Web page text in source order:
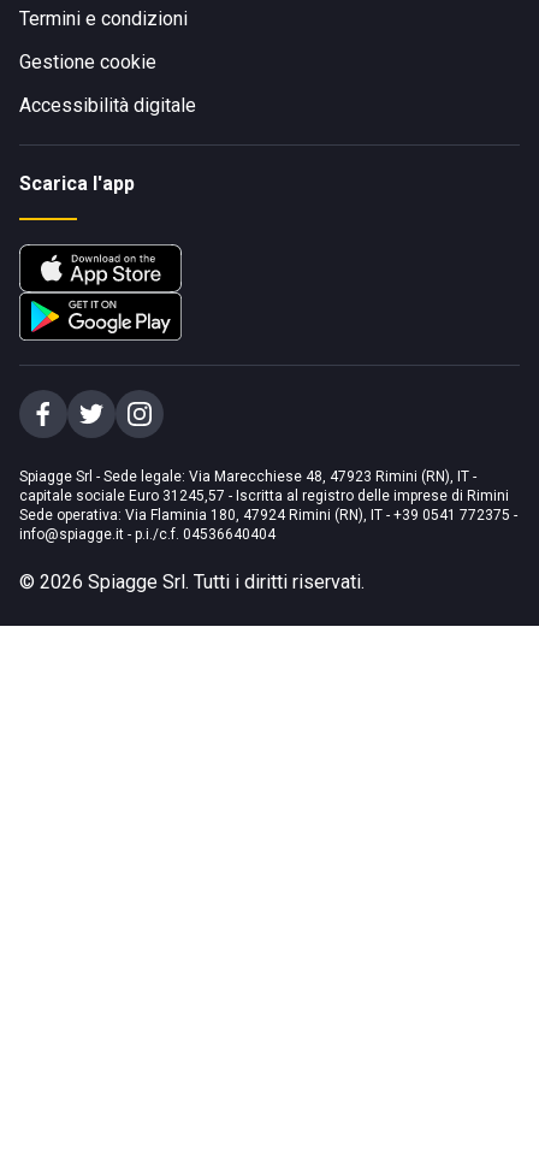
Termini e condizioni
Gestione cookie
Accessibilità digitale
Scarica l'app
Spiagge Srl - Sede legale: Via Marecchiese 48, 47923 Rimini (RN), IT -
capitale sociale Euro 31245,57 - Iscritta al registro delle imprese di Rimini
Sede operativa: Via Flaminia 180, 47924 Rimini (RN), IT - +39 0541 772375 -
info@spiagge.it - p.i./c.f. 04536640404
© 2026 Spiagge Srl. Tutti i diritti riservati.